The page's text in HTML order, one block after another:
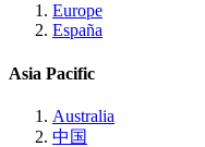
Europe
España
Asia Pacific
Australia
中国